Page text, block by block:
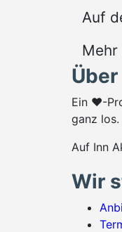
Auf
Mehr
Ein ♥-
ganz los.
Auf Inn
Wir